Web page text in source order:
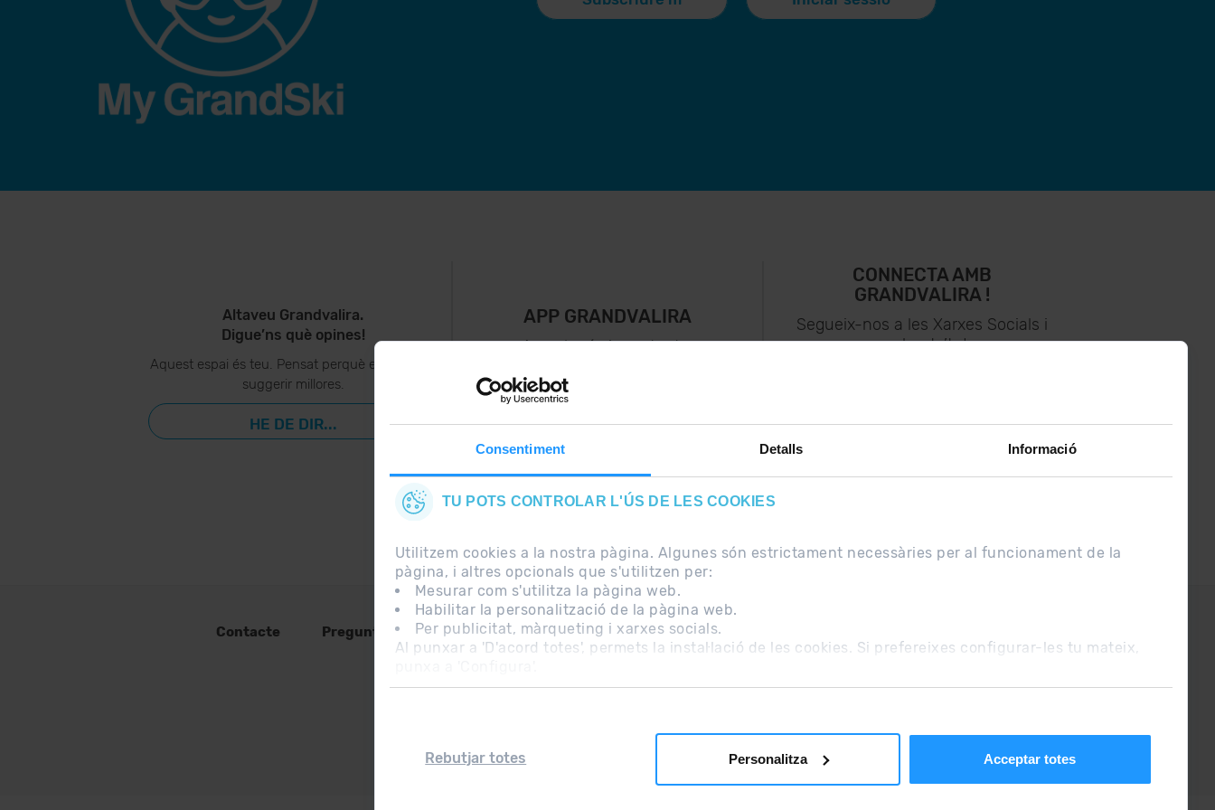
Consentiment Detalls Informació
TU POTS CONTROLAR L'ÚS DE LES COOKIES
Utilitzem cookies a la nostra pàgina. Algunes són estrictament necessàries per al funcionament de la
pàgina, i altres opcionals que s'utilitzen per:
Mesurar com s'utilitza la pàgina web.
Habilitar la personalització de la pàgina web.
Per publicitat, màrqueting i xarxes socials.
Al punxar a 'D'acord totes', permets la instal·lació de les cookies. Si prefereixes configurar-les tu mateix,
Rebutjar totes Personalitza Acceptar totes
Altaveu Grandvalira.
Digue’ns què opines!
Aquest espai és teu. Pensat perquè ens puguis
suggerir millores.
HE DE DIR...
APP GRANDVALIRA
Ara, el més important a
CONNECTA AMB
GRANDVALIRA !
Segueix-nos a les Xarxes Socials i
assabenta’t de
Contacte Preguntes freqüents Nota Legal Informació addicional RGPDUE